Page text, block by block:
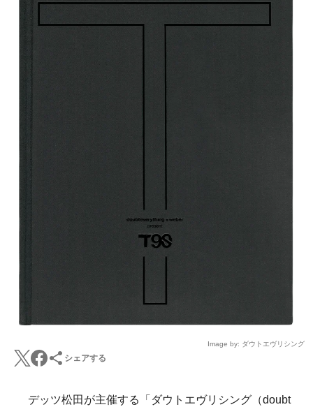
Image by: ダウトエヴリシング
シェアする
デッツ松田が主催する「ダウトエヴリシング（doubt